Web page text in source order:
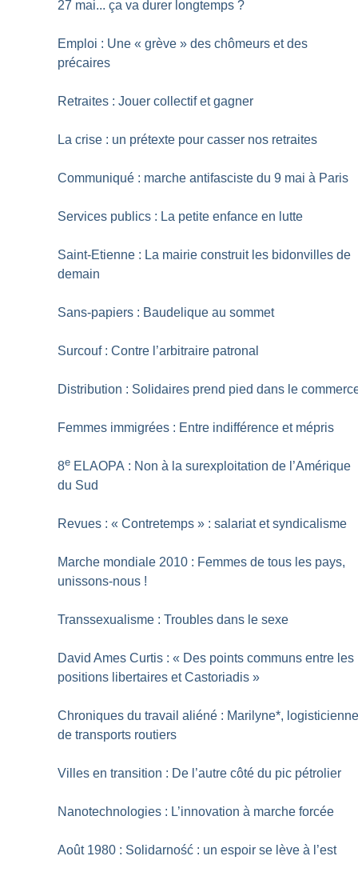
27 mai... ça va durer longtemps ?
Emploi : Une « grève » des chômeurs et des
précaires
Retraites : Jouer collectif et gagner
La crise : un prétexte pour casser nos retraites
Communiqué : marche antifasciste du 9 mai à Paris
Services publics : La petite enfance en lutte
Saint-Etienne : La mairie construit les bidonvilles de
demain
Sans-papiers : Baudelique au sommet
Surcouf : Contre l’arbitraire patronal
Distribution : Solidaires prend pied dans le
Femmes immigrées : Entre indifférence et mépris
8e ELAOPA : Non à la surexploitation de l’Amérique
du Sud
Revues : « Contretemps » : salariat et syndicalisme
Marche mondiale 2010 : Femmes de tous les pays,
unissons-nous !
Transsexualisme : Troubles dans le sexe
David Ames Curtis : « Des points communs entre les
positions libertaires et Castoriadis »
Chroniques du travail aliéné : Marilyne*,
de transports routiers
Villes en transition : De l’autre côté du pic pétrolier
Nanotechnologies : L’innovation à marche forcée
Août 1980 : Solidarność : un espoir se lève à l’est